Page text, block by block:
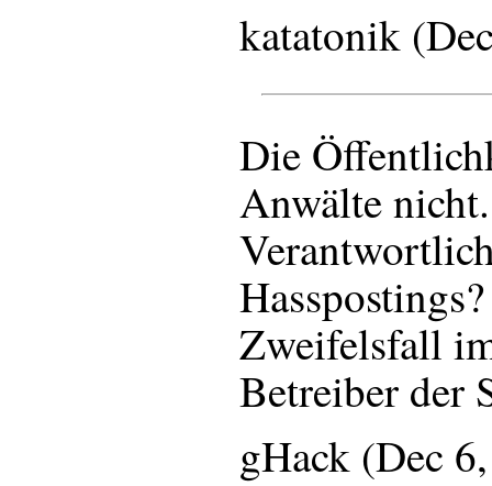
katatonik
Die
Anwälte
Zweifelsfall
Betreiber der
gHack (Dec